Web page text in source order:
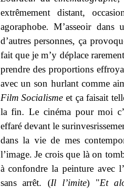
extrêmement distant,
agoraphobe. M’asseoir dans
d’autres personnes, ça
fait que je m’y déplace
prendre des proportions
avec un son hurlant comme
Film Socialisme et ça faisait
la fin. Le cinéma pour moi
effaré devant le
dans la vie de mes
l’image. Je crois que là on
à confondre la peinture avec
sans arrêt. (Il l’imite) "Et